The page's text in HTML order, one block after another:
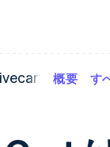
収益
経常収益
規模別
ュメント
イブラリと SDK
イド
概要 す